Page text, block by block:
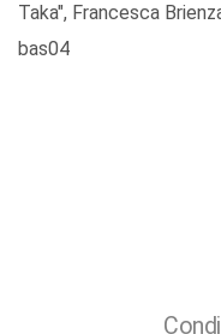
Taka", Francesca
bas04